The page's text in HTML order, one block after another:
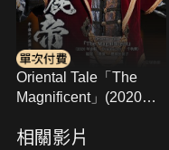
Oriental Tale「The
Magnificent」(2020年
樂)
相關影片